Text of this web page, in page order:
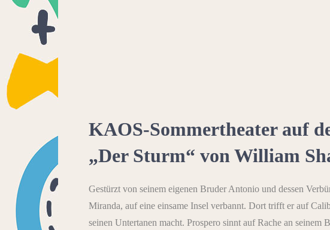
KAOS-Sommertheater auf
„Der Sturm“ von William
Gestürzt von seinem eigenen Bruder Antonio und dessen
Miranda, auf eine einsame Insel verbannt. Dort trifft er auf
seinen Untertanen macht. Prospero sinnt auf Rache an